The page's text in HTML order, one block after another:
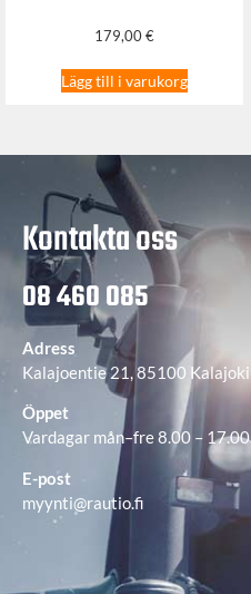
179,00€
Lägg till i varukorg
Kontakta oss
08 460 085
Adress
Kalajoentie 21, 85100 Kalajoki
Öppet
Vardagar mån–fre 8.00 – 17.00
E-post
myynti@rautio.fi